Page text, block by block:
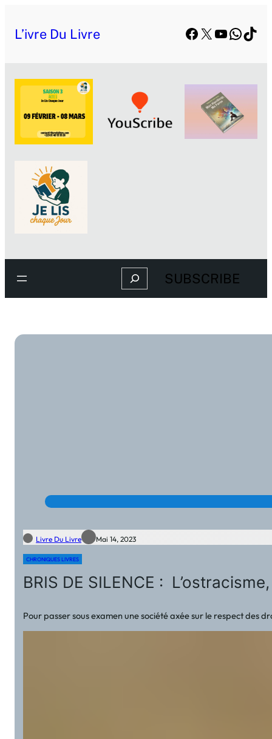
L’ivre Du Livre Facebook
X YouTube
Search SUBSCRIBE
Livre Du Livre Mai 14, 2023
CHRONIQUES LIVRES
BRIS DE SILENCE :
Pour passer sous examen une société axée sur le respect des